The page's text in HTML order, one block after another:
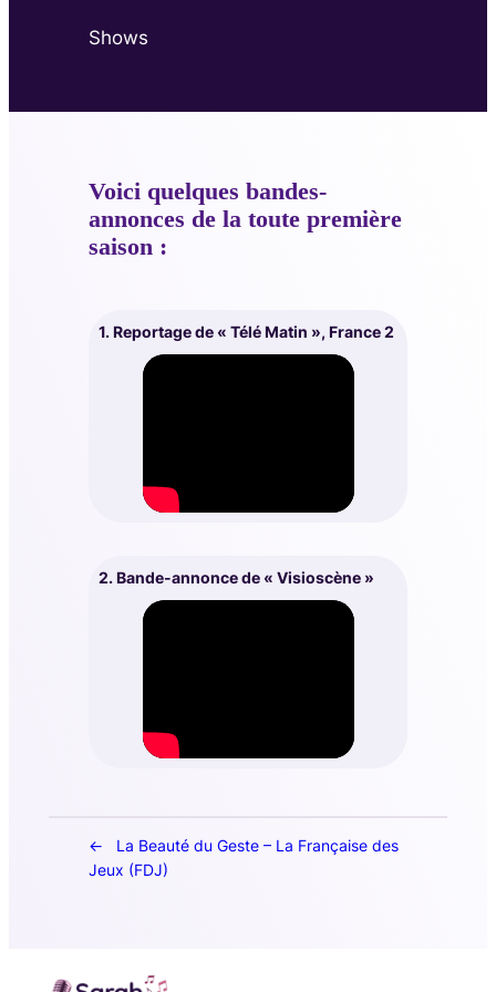
Shows
Voici quelques bandes-
annonces de la toute première
saison :
1. Reportage de « Télé Matin », France 2
2. Bande-annonce de « Visioscène »
La Beauté du Geste – La Française des
Jeux (FDJ)